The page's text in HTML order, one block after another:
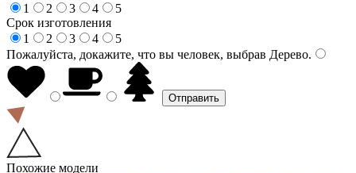
1
2 3 4
5
Срок изготовления
1
2 3 4
5
Пожалуйста, докажите, что вы человек, выбрав Дерево.
Похожие модели